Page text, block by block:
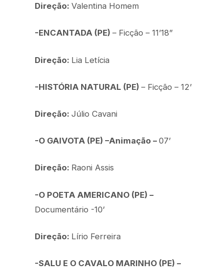
Direção:Valentina Homem
-ENCANTADA (PE)– Ficção – 11’18”
Direção: Lia Letícia
-HISTÓRIA NATURAL (PE)– Ficção – 12’
Direção:Júlio Cavani
-O GAIVOTA (PE) –Animação –07’
Direção: Raoni Assis
-O POETA AMERICANO (PE) –
Documentário -10’
Direção: Lírio Ferreira
-SALU E O CAVALO MARINHO (PE) –